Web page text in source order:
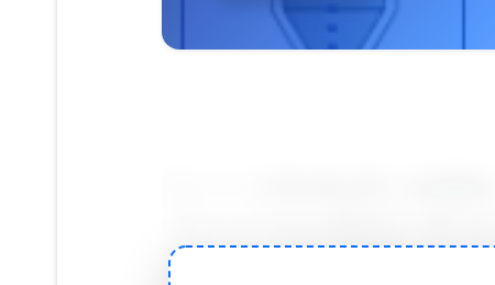
である。このように“両極端をテスト